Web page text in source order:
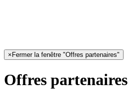
× Fermer la fenêtre "Offres partenaires"
Offres partenaires